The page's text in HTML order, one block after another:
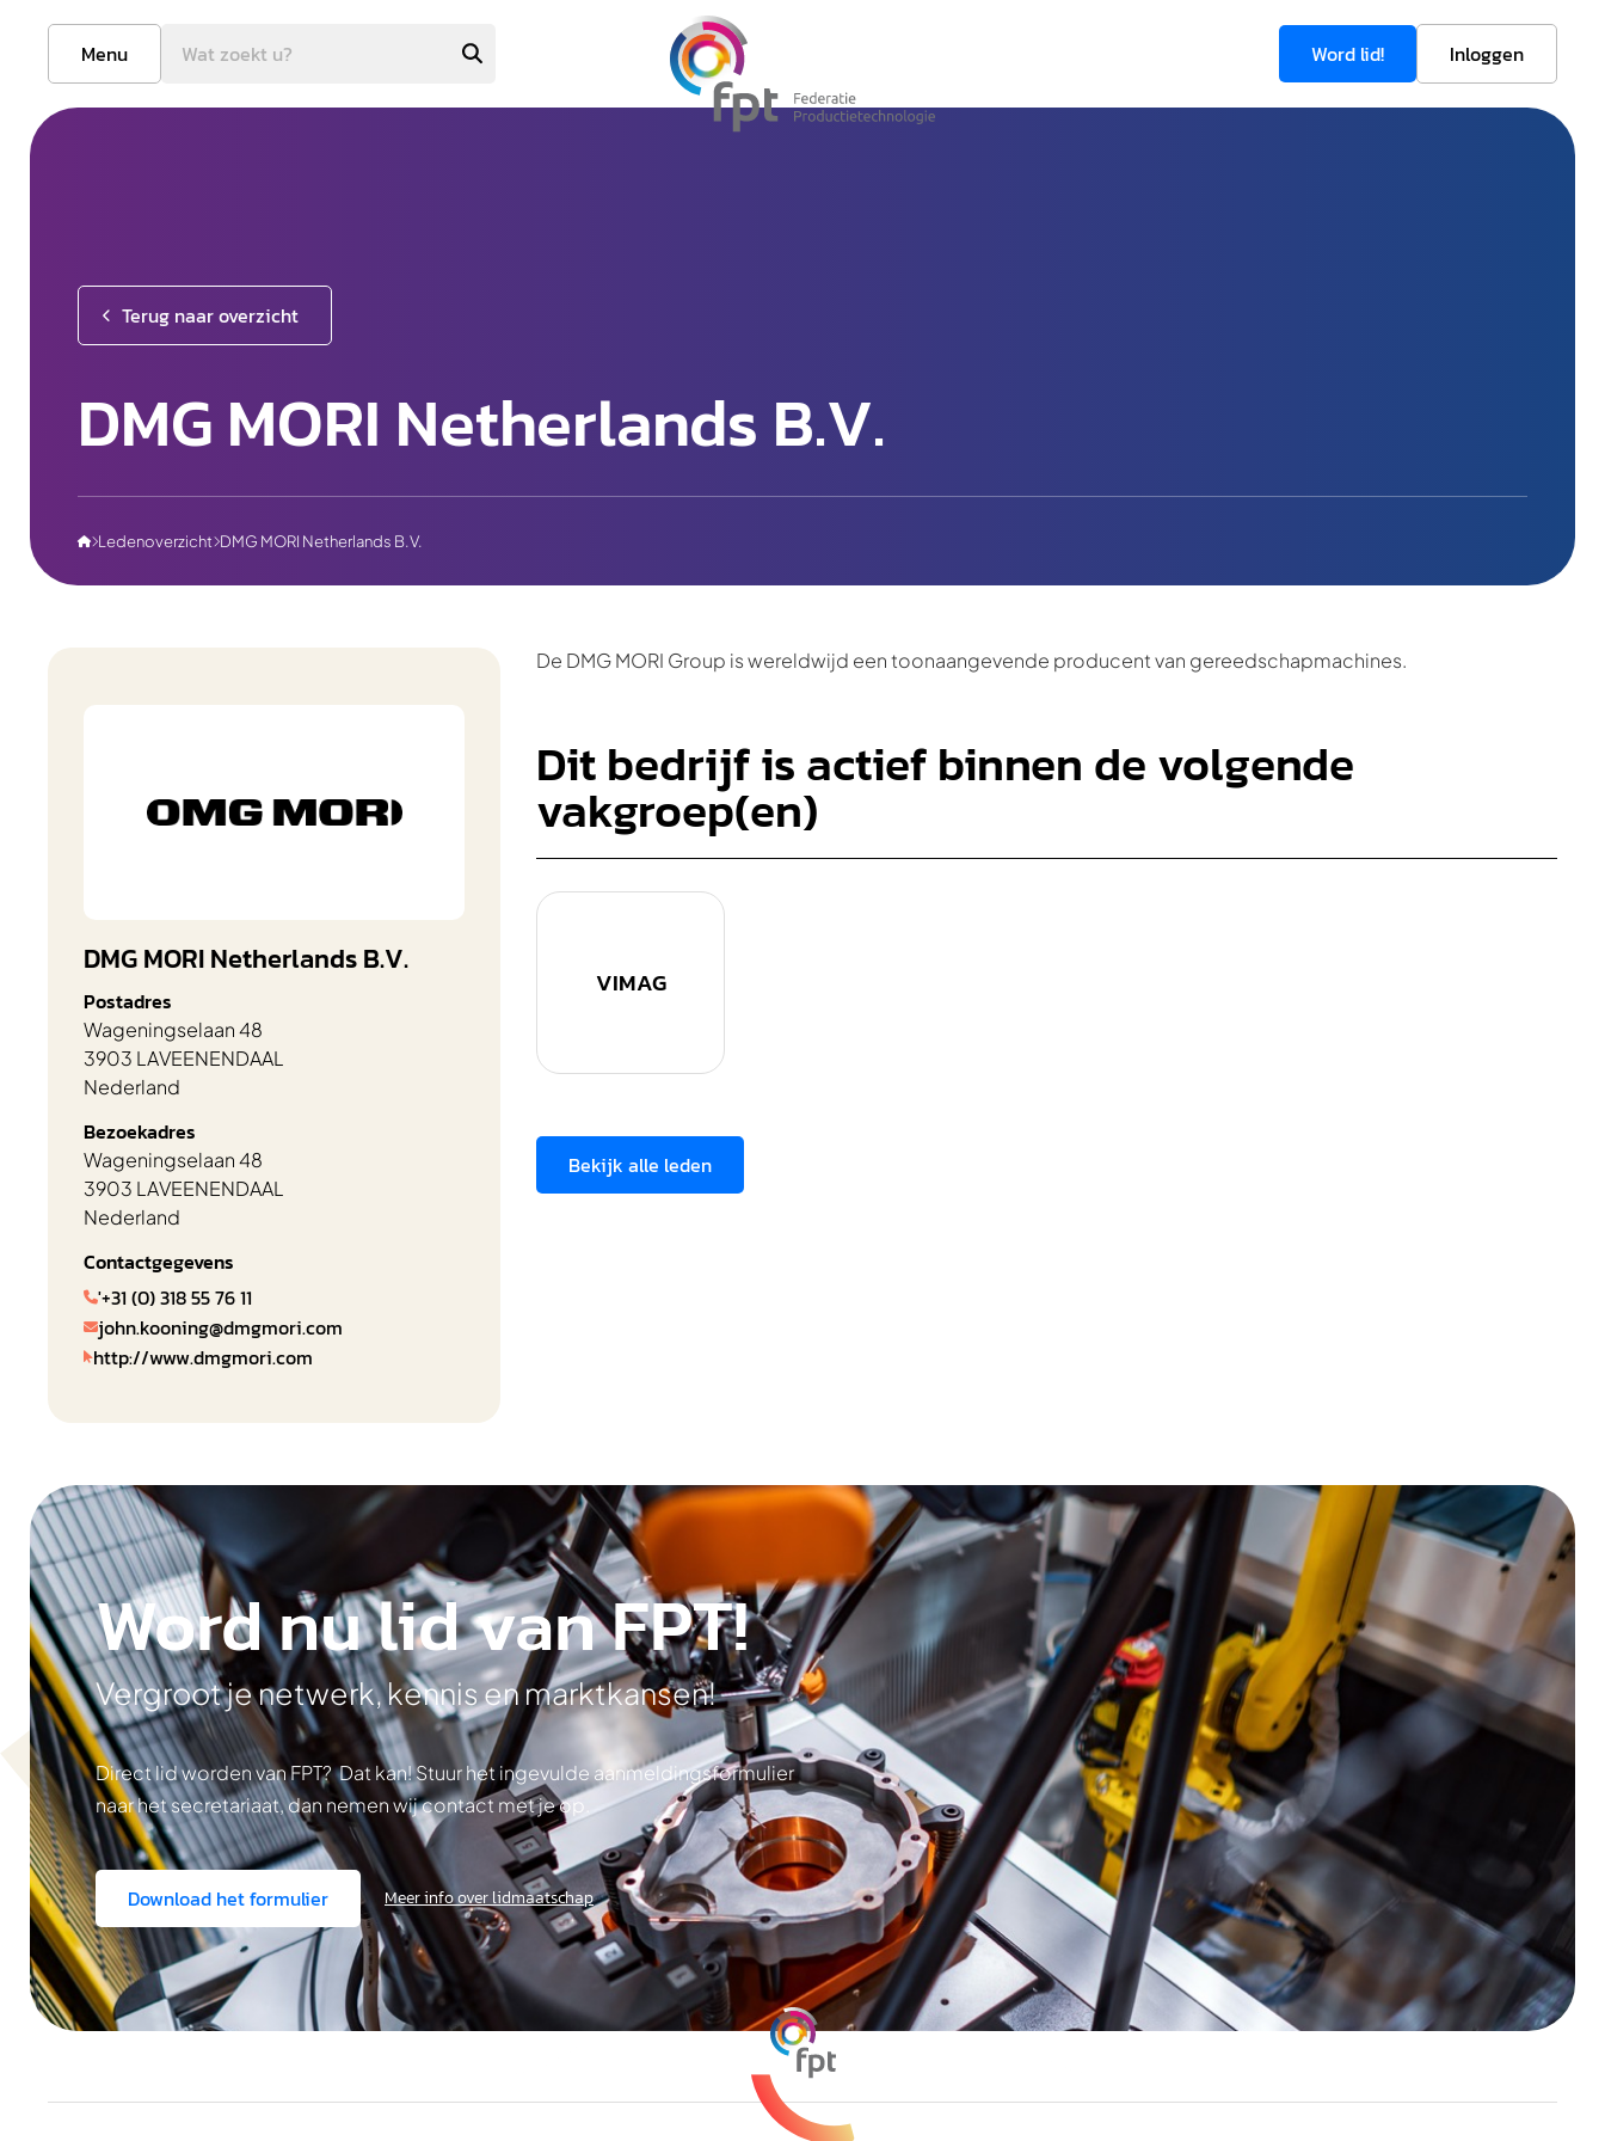
Menu Word lid! Inloggen
Terug naar overzicht
DMG MORI Netherlands B.V.
Ledenoverzicht DMG MORI Netherlands B.V.
DMG MORI Netherlands B.V.
Postadres
Wageningselaan 48
3903 LAVEENENDAAL
Nederland
Bezoekadres
Wageningselaan 48
3903 LAVEENENDAAL
Nederland
Contactgegevens
'+31 (0) 318 55 76 11
john.kooning@dmgmori.com
http://www.dmgmori.com
De DMG MORI Group is wereldwijd een toonaangevende producent van gereedschapmachines.
Dit bedrijf is actief binnen de volgende
vakgroep(en)
VIMAG
Bekijk alle leden
Word nu lid van FPT!
Vergroot je netwerk, kennis en marktkansen!
Direct lid worden van FPT? Dat kan! Stuur het ingevulde aanmeldingsformulier
naar het secretariaat, dan nemen wij contact met je op.
Download het formulier Meer info over lidmaatschap